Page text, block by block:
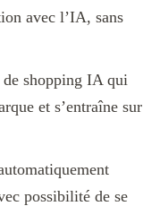
avec l’IA, sans
de shopping IA qui
et s’entraîne sur
possibilité de se